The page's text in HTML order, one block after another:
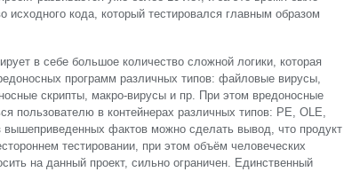
исходного кода, который тестировался главным образом
в себе большое количество сложной логики, которая
программ различных типов: файловые вирусы,
скрипты, макро-вирусы и пр. При этом вредоносные
пользователю в контейнерах различных типов: PE, OLE,
вышеприведенных фактов можно сделать вывод, что продукт
тестировании, при этом объём человеческих
на данный проект, сильно ограничен. Единственный